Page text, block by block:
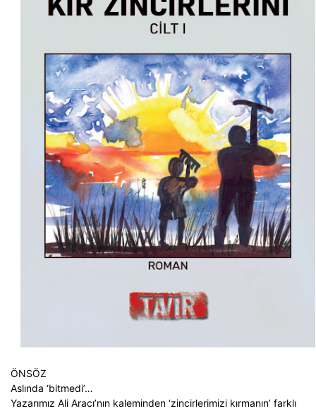
ÖNSÖZ
Aslında ‘bitmedi’…
Yazarımız Ali Aracı’nın kaleminden ‘zincirlerimizi kırmanın’ farklı